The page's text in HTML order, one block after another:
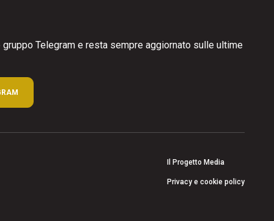
Telegram e resta sempre aggiornato sulle ultime
Il Progetto Media
Privacy e cookie policy